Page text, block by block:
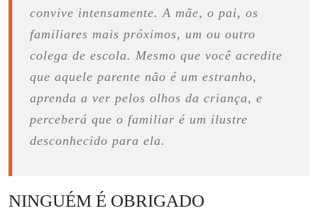
convive intensamente. A mãe, o pai, os
familiares mais próximos, um ou outro
colega de escola. Mesmo que você acredite
que aquele parente não é um estranho,
aprenda a ver pelos olhos da criança, e
perceberá que o familiar é um ilustre
desconhecido para ela.
NINGUÉM É OBRIGADO